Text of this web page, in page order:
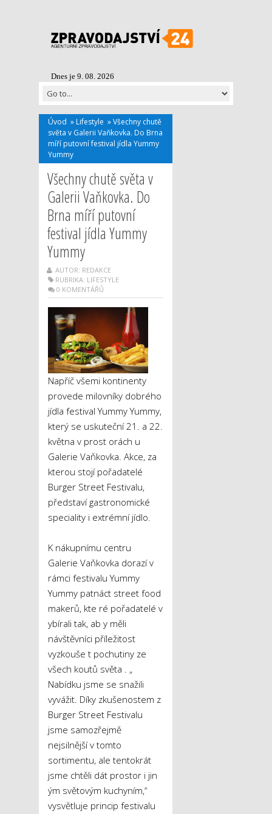
Dnes je 9. 08. 2026
Úvod » Lifestyle »Všechny chutě
světa v Galerii Vaňkovka. Do Brna
míří putovní festival jídla Yummy
Yummy
Všechny chutě světa v
Galerii Vaňkovka. Do
Brna míří putovní
festival jídla Yummy
Yummy
AUTOR: REDAKCE
RUBRIKA: LIFESTYLE
0 KOMENTÁŘŮ
Napříč všemi kontinenty
provede milovníky dobrého
jídla festival Yummy Yummy,
který se uskuteční 21. a 22.
května v prost orách u
Galerie Vaňkovka. Akce, za
kterou stojí pořadatelé
Burger Street Festivalu,
představí gastronomické
speciality i extrémní jídlo.
K nákupnímu centru
Galerie Vaňkovka dorazí v
rámci festivalu Yummy
Yummy patnáct street food
makerů, kte ré pořadatelé v
ybírali tak, ab y měli
návštěvníci příležitost
vyzkouše t pochutiny ze
všech koutů světa . „
Nabídku jsme se snažili
vyvážit. Díky zkušenostem z
Burger Street Festivalu
jsme samozřejmě
nejsilnější v tomto
sortimentu, ale tentokrát
jsme chtěli dát prostor i jin
ým světovým kuchyním,“
vysvětluje princip festivalu